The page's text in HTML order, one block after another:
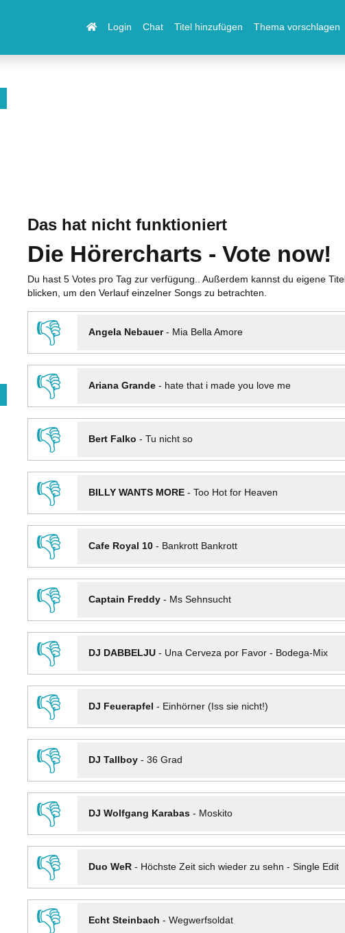
Login Chat Titel hinzufügen Thema vorschlagen
Das hat nicht funktioniert
Die Hörercharts - Vote now!
Du hast 5 Votes pro Tag zur verfügung.. Außerdem kannst du eigene Titel
blicken, um den Verlauf einzelner Songs zu betrachten.
👎 Angela Nebauer- Mia Bella Amore
👎
Ariana Grande- hate that i made you love me
👎
Bert Falko - Tu nicht so
👎
BILLY WANTS MORE- Too Hot for Heaven
👎
Cafe Royal 10- Bankrott Bankrott
👎
Captain Freddy- Ms Sehnsucht
👎
DJ DABBELJU- Una Cerveza por Favor - Bodega-Mix
👎
DJ Feuerapfel - Einhörner (Iss sie nicht!)
👎
DJ Tallboy- 36 Grad
👎
DJ Wolfgang Karabas- Moskito
👎
Duo WeR- Höchste Zeit sich wieder zu sehn - Single Edit
👎
Echt Steinbach - Wegwerfsoldat